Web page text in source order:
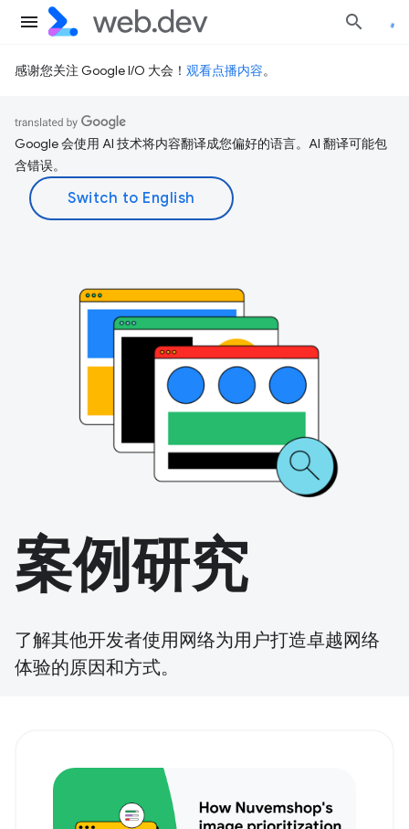
感谢您关注 Google I/O 大会！ 观看点播内容。
Google 会使用 AI 技术将内容翻译成您偏好的语言。AI 翻译可能包
含错误。
案例研究
了解其他开发者使用网络为用户打造卓越网络
体验的原因和方式。